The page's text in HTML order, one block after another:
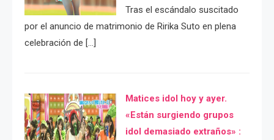
Tras el escándalo suscitado
por el anuncio de matrimonio de Ririka Suto en plena
celebración de […]
Matices idol hoy y ayer.
«Están surgiendo grupos
idol demasiado extraños» :